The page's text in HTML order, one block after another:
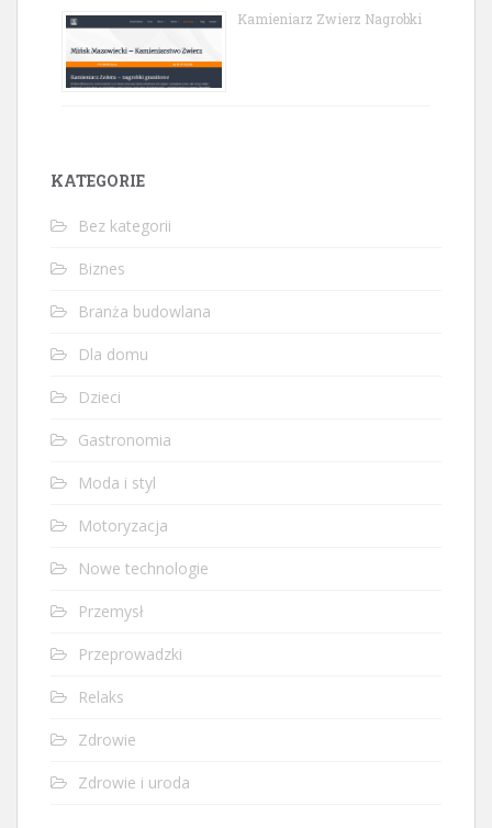
Kamieniarz Zwierz Nagrobki
KATEGORIE
Bez kategorii
Biznes
Branża budowlana
Dla domu
Dzieci
Gastronomia
Moda i styl
Motoryzacja
Nowe technologie
Przemysł
Przeprowadzki
Relaks
Zdrowie
Zdrowie i uroda